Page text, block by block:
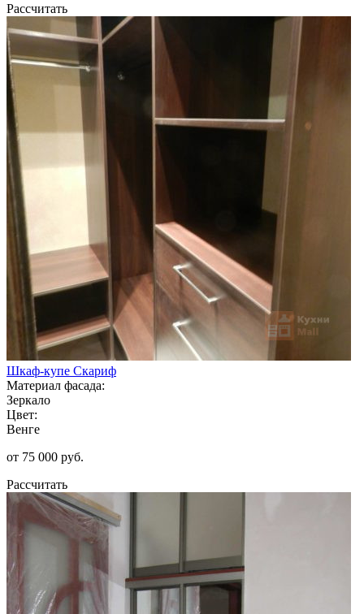
Рассчитать
Шкаф-купе Скариф
Материал фасада:
Зеркало
Цвет:
Венге
от 75 000 руб.
Рассчитать